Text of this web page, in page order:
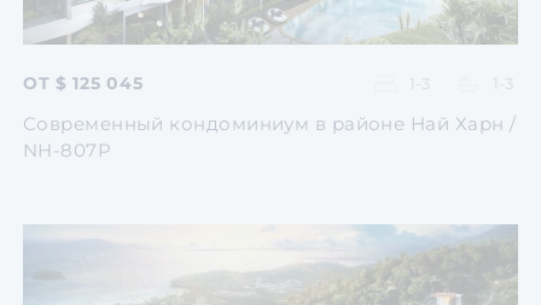
ОТ $ 125 045 1-3 1-3
Современный кондоминиум в районе Най Харн /
NH-807P